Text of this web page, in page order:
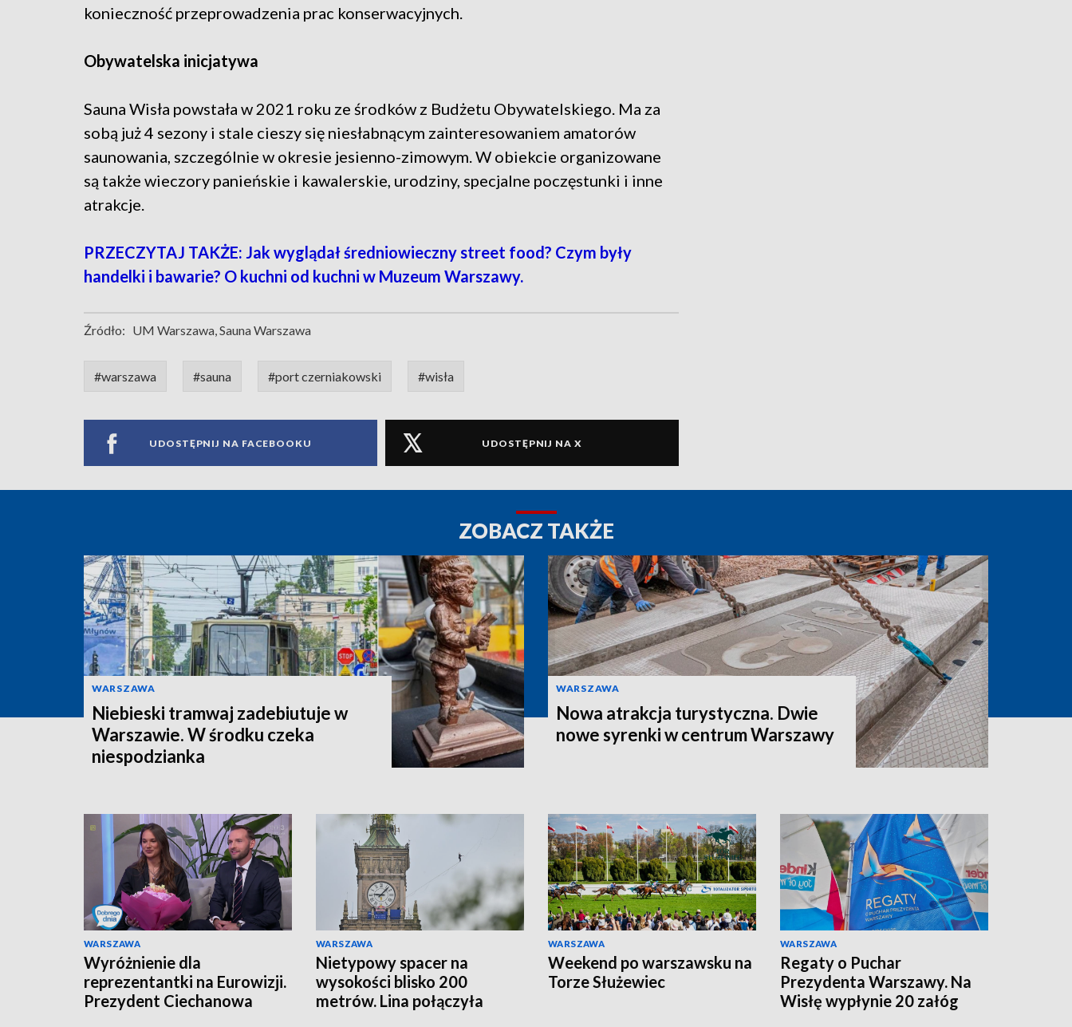
konieczność przeprowadzenia prac konserwacyjnych.
Obywatelska inicjatywa
Sauna Wisła powstała w 2021 roku ze środków z Budżetu Obywatelskiego. Ma za
sobą już 4 sezony i stale cieszy się niesłabnącym zainteresowaniem amatorów
saunowania, szczególnie w okresie jesienno-zimowym. W obiekcie organizowane
są także wieczory panieńskie i kawalerskie, urodziny, specjalne poczęstunki i inne
atrakcje.
PRZECZYTAJ TAKŻE: Jak wyglądał średniowieczny street food? Czym były
handelki i bawarie? O kuchni od kuchni w Muzeum Warszawy.
Źródło: UM Warszawa, Sauna Warszawa
#warszawa #sauna #port czerniakowski #wisła
UDOSTĘPNIJ NA FACEBOOKU UDOSTĘPNIJ NA X
ZOBACZ TAKŻE
WARSZAWA
Niebieski tramwaj zadebiutuje w
Warszawie. W środku czeka
niespodzianka
WARSZAWA
Nowa atrakcja turystyczna. Dwie
nowe syrenki w centrum Warszawy
WARSZAWA
Wyróżnienie dla
reprezentantki na Eurowizji.
Prezydent Ciechanowa
WARSZAWA
Nietypowy spacer na
wysokości blisko 200
metrów. Lina połączyła
WARSZAWA
Weekend po warszawsku na
Torze Służewiec
WARSZAWA
Regaty o Puchar
Prezydenta Warszawy. Na
Wisłę wypłynie 20 załóg